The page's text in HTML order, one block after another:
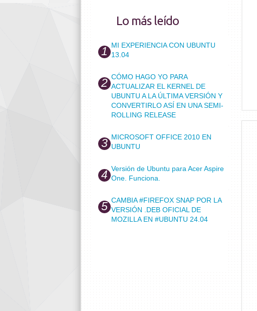
Lo más leído
MI EXPERIENCIA CON UBUNTU
13.04
CÓMO HAGO YO PARA
ACTUALIZAR EL KERNEL DE
UBUNTU A LA ÚLTIMA VERSIÓN Y
CONVERTIRLO ASÍ EN UNA SEMI-
ROLLING RELEASE
MICROSOFT OFFICE 2010 EN
UBUNTU
Versión de Ubuntu para Acer Aspire
One. Funciona.
CAMBIA #FIREFOX SNAP POR LA
VERSIÓN .DEB OFICIAL DE
MOZILLA EN #UBUNTU 24.04